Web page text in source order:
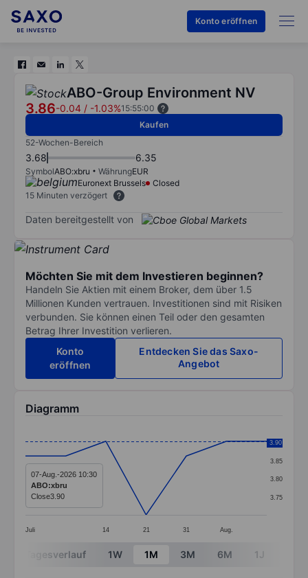
Konto eröffnen
ABO-Group Environment NV
3.86-0.04 / -1.03%15:55:00
Kaufen
52-Wochen-Bereich
3.68 6.35
SymbolABO:xbru WährungEUR
Euronext Brussels
Closed
15 Minuten verzögert
Daten bereitgestellt von
Möchten Sie mit dem Investieren beginnen?
Handeln Sie Aktien mit einem Broker, dem über 1.5
Millionen Kunden vertrauen. Investitionen sind mit Risiken
verbunden. Sie können einen Teil oder den gesamten
Betrag Ihrer Investition verlieren.
Konto
eröffnen
Entdecken Sie das Saxo-
Angebot
Diagramm
Line chart with 7 data points.
The chart has 1 X axis displaying categories.
The chart has 1 Y axis displaying values. Data
Juli 14 21 31 Aug.
3.75
3.80
3.85
3.90
3.90
07-Aug.-2026 10:30
ABO:xbru
Close3.90
End of interactive chart.
Tagesverlauf 1W 1M 3M 6M 1J